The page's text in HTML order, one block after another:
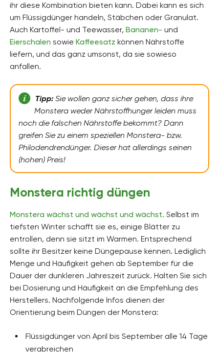
ihr diese Kombination bieten kann. Dabei kann es sich
um Flüssigdünger handeln, Stäbchen oder Granulat.
Auch Kartoffel- und Teewasser, Bananen- und
Eierschalen sowie Kaffeesatz können Nährstoffe
liefern, und das ganz umsonst, da sie sowieso
anfallen.
Tipp: Sie wollen ganz sicher gehen, dass ihre
Monstera weder Nährstoffhunger leiden muss
noch die falschen Nährstoffe bekommt? Dann
greifen Sie zu einem speziellen Monstera- bzw.
Philodendrendünger. Dieser hat allerdings seinen
(hohen) Preis!
Monstera richtig düngen
Monstera wächst und wächst und wächst. Selbst im
tiefsten Winter schafft sie es, einige Blätter zu
entrollen, denn sie sitzt im Warmen. Entsprechend
sollte ihr Besitzer keine Düngepause kennen. Lediglich
Menge und Häufigkeit gehen ab September für die
Dauer der dunkleren Jahreszeit zurück. Halten Sie sich
bei Dosierung und Häufigkeit an die Empfehlung des
Herstellers. Nachfolgende Infos dienen der
Orientierung beim Düngen der Monstera:
Flüssigdünger von April bis September alle 14 Tage
verabreichen